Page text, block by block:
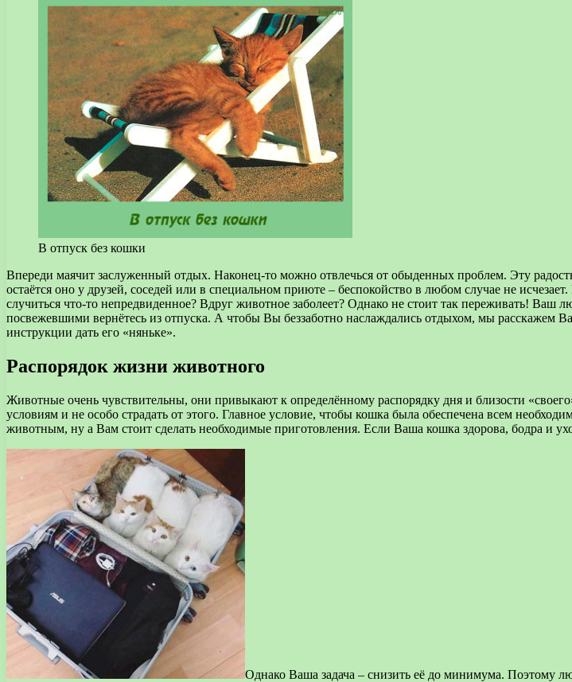
В отпуск без кошки
Впереди маячит заслуженный отдых. Наконец-то можно отвлечься от обыденных проблем. Эту
остаётся оно у друзей, соседей или в специальном приюте – беспокойство в любом случае не
случиться что-то непредвиденное? Вдруг животное заболеет? Однако не стоит так переживать!
посвежевшими вернётесь из отпуска. А чтобы Вы беззаботно наслаждались отдыхом, мы расскажем
инструкции дать его «няньке».
Распорядок жизни животного
Животные очень чувствительны, они привыкают к определённому распорядку дня и близости
условиям и не особо страдать от этого. Главное условие, чтобы кошка была обеспечена всем
животным, ну а Вам стоит сделать необходимые приготовления. Если Ваша кошка здорова, бодра и
Однако Ваша задача – снизить её до минимума. Поэтому